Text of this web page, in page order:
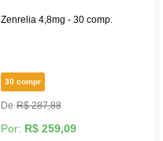
Zenrelia 4,8mg - 30 comp.
30 compr
R$ 287,88
Por: R$ 259,09